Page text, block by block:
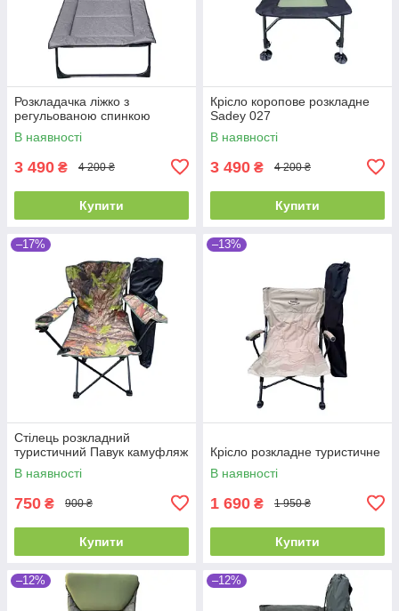
Розкладачка ліжко з
регульованою спинкою
В наявності
3 490 ₴ 4 200 ₴
Купити
Крісло коропове розкладне
Sadey 027
В наявності
3 490 ₴ 4 200 ₴
Купити
–17%
Стілець розкладний
туристичний Павук камуфляж
В наявності
750 ₴ 900 ₴
Купити
–13%
Крісло розкладне туристичне
В наявності
1 690 ₴ 1 950 ₴
Купити
–12% –12%